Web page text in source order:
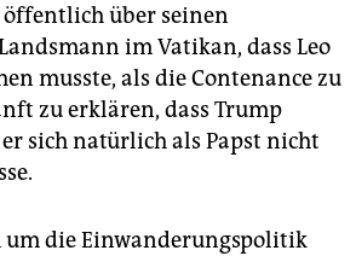
über seinen
im Vatikan, dass Leo
musste, als die Contenance zu
zu erklären, dass Trump
sich natürlich als Papst nicht
um die Einwanderungspolitik